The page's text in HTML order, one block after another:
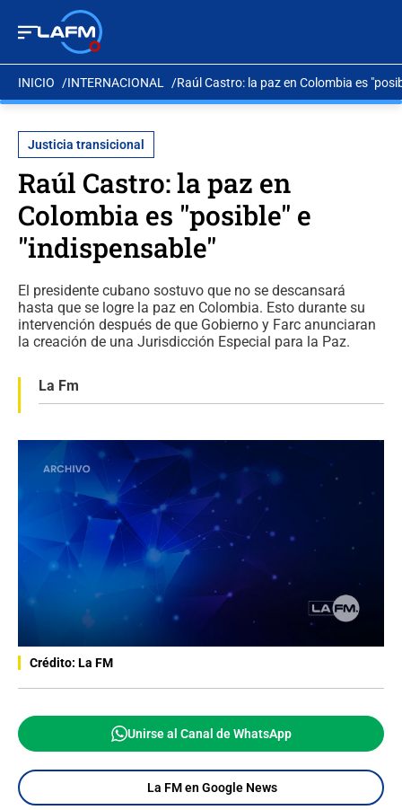
INICIO INTERNACIONAL Raúl Castro: la paz en Colombia es
Justicia transicional
Raúl Castro: la paz en
Colombia es "posible" e
"indispensable"
El presidente cubano sostuvo que no se descansará
hasta que se logre la paz en Colombia. Esto durante su
intervención después de que Gobierno y Farc anunciaran
la creación de una Jurisdicción Especial para la Paz.
La Fm
Crédito: La FM
Unirse al Canal de WhatsApp
La FM en Google News